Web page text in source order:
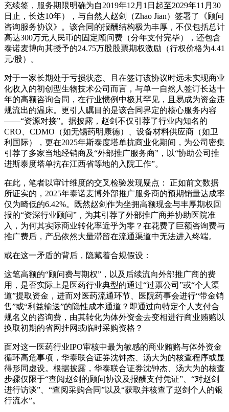
充续签，服务期限明确为自2019年12月1日起至2029年11月30
日止，长达10年），与自然人赵剑（Zhao Jian）签署了《顾问
咨询服务协议》。该合同的报酬结构极为丰厚，不仅包括总计
高达300万元人民币的固定顾问费（分年支付完毕），还包含
泰诺麦博向其授予的24.75万股股票期权激励（行权价格为4.41
元/股）。
对于一家长期处于亏损状态、且在签订该协议时远未实现商业
化收入的初创型生物技术公司而言，与单一自然人签订长达十
年的高额咨询合同，在行业惯例中极其罕见，且易成为资金违
规流出的温床。更引人瞩目的是该合同界定的核心服务内容
——“资源对接”。据披露，赵剑不仅引荐了行业内知名的
CRO、CDMO（如无锡药明康德）、设备材料供应商（如卫
利国际），更在2025年斯泰度塔单抗商业化期间，为公司密集
引荐了多家当地经销商及“外部推广服务商”，以“协助公司推
进斯泰度塔单抗在江西省等地的入院工作”。
在此，笔者以审计维度的交叉检验发现疑点： 正如前文数据
所证实的，2025年泰诺麦博外部推广服务商的预期销量达成率
仅为畸低的6.42%。既然赵剑作为坐拥高额现金与丰厚期权回
报的“资深行业顾问”，为其引荐了外部推广商并协助医院准
入，为何其实际商业转化率近乎为零？在花费了巨额咨询费与
推广费后，产品依然大量滞留在流通渠道中无法进入终端。
或在这一矛盾的背后，隐藏着合规假设：
这笔高额的“顾问费与期权”，以及后续流向外部推广商的费
用，是否实际上是医药行业典型的通过“过票公司”或“个人渠
道”提取资金，进而对医药流通环节、医院药事会进行“带金销
售”或“利益输送”的隐性成本通道？即通过向特定个人支付合
规名义的咨询费，由其转化为体外资金去变相进行商业贿赂以
换取初期的省网挂网或临时采购资格？
面对这一医药行业IPO审核中最为敏感的商业贿赂与体外资金
循环高危事项，华泰联合证券沈钟杰、汤大为的核查程序或显
得形同虚设。根据披露，华泰联合证券沈钟杰、汤大为的核查
步骤仅限于“查阅赵剑的顾问协议及报酬支付凭证”、“对赵剑
进行访谈”、“查阅采购合同”以及“获取并核查了赵剑个人的银
行流水”。